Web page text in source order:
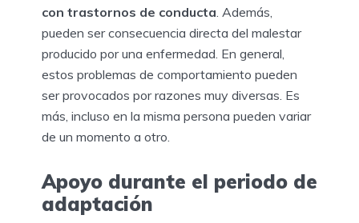
con trastornos de conducta . Además,
pueden ser consecuencia directa del malestar
producido por una enfermedad. En general,
estos problemas de comportamiento pueden
ser provocados por razones muy diversas. Es
más, incluso en la misma persona pueden variar
de un momento a otro.
Apoyo durante el periodo de
adaptación